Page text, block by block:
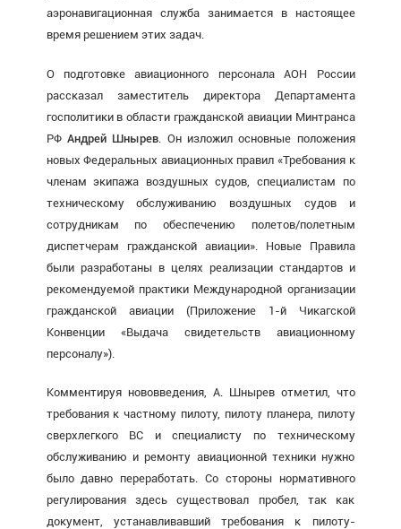
аэронавигационная служба занимается в настоящее
время решением этих задач.
О подготовке авиационного персонала АОН России
рассказал заместитель директора Департамента
госполитики в области гражданской авиации Минтранса
РФ Андрей Шнырев . Он изложил основные положения
новых Федеральных авиационных правил «Требования к
членам экипажа воздушных судов, специалистам по
техническому обслуживанию воздушных судов и
сотрудникам по обеспечению полетов/полетным
диспетчерам гражданской авиации». Новые Правила
были разработаны в целях реализации стандартов и
рекомендуемой практики Международной организации
гражданской авиации (Приложение 1-й Чикагской
Конвенции «Выдача свидетельств авиационному
персоналу»).
Комментируя нововведения, А. Шнырев отметил, что
требования к частному пилоту, пилоту планера, пилоту
сверхлегкого ВС и специалисту по техническому
обслуживанию и ремонту авиационной техники нужно
было давно переработать. Со стороны нормативного
регулирования здесь существовал пробел, так как
документ, устанавливавший требования к пилоту-